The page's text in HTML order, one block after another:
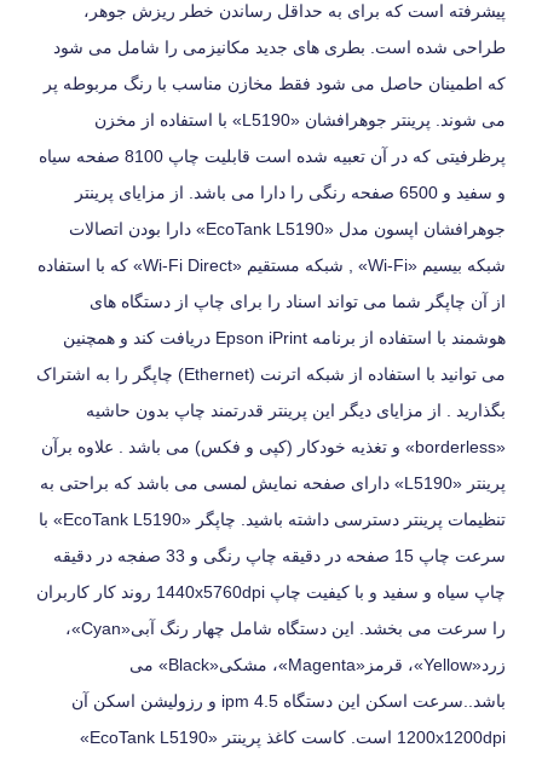
پیشرفته است که برای به حداقل رساندن خطر ریزش جوهر،
طراحی شده است. بطری های جدید مکانیزمی را شامل می شود
که اطمینان حاصل می شود فقط مخازن مناسب با رنگ مربوطه پر
می شوند. پرینتر جوهرافشان «L5190» با استفاده از مخزن
پرظرفیتی که در آن تعبیه شده است قابلیت چاپ 8100 صفحه سیاه
و سفید و 6500 صفحه رنگی را دارا می باشد. از مزایای پرینتر
جوهرافشان اپسون مدل «EcoTank L5190» دارا بودن اتصالات
شبکه بیسیم «Wi-Fi» , شبکه مستقیم «Wi-Fi Direct» که با استفاده
از آن چاپگر شما می تواند اسناد را برای چاپ از دستگاه های
هوشمند با استفاده از برنامه Epson iPrint دریافت کند و همچنین
می توانید با استفاده از شبکه اترنت (Ethernet) چاپگر را به اشتراک
بگذارید . از مزایای دیگر این پرینتر قدرتمند چاپ بدون حاشیه
«borderless» و تغذیه خودکار (کپی و فکس) می باشد . علاوه برآن
پرینتر «L5190» دارای صفحه نمایش لمسی می باشد که براحتی به
تنظیمات پرینتر دسترسی داشته باشید. چاپگر «EcoTank L5190» با
سرعت چاپ 15 صفحه در دقیقه چاپ رنگی و 33 صفجه در دقیقه
چاپ سیاه و سفید و با کیفیت چاپ 1440x5760dpi روند کار کاربران
را سرعت می بخشد. این دستگاه شامل چهار رنگ آبی«Cyan»،
زرد«Yellow»، قرمز«Magenta»، مشکی«Black» می
باشد..سرعت اسکن این دستگاه 4.5 ipm و رزولیشن اسکن آن
1200x1200dpi است. کاست کاغذ پرینتر «EcoTank L5190»